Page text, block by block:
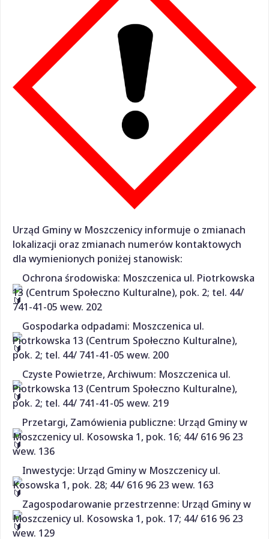
Urząd Gminy w Moszczenicy informuje o zmianach
lokalizacji oraz zmianach numerów kontaktowych
dla wymienionych poniżej stanowisk:
Ochrona środowiska: Moszczenica ul. Piotrkowska
13 (Centrum Społeczno Kulturalne), pok. 2; tel. 44/
741-41-05 wew. 202
Gospodarka odpadami: Moszczenica ul.
Piotrkowska 13 (Centrum Społeczno Kulturalne),
pok. 2; tel. 44/ 741-41-05 wew. 200
Czyste Powietrze, Archiwum: Moszczenica ul.
Piotrkowska 13 (Centrum Społeczno Kulturalne),
pok. 2; tel. 44/ 741-41-05 wew. 219
Przetargi, Zamówienia publiczne: Urząd Gminy w
Moszczenicy ul. Kosowska 1, pok. 16; 44/ 616 96 23
wew. 136
Inwestycje: Urząd Gminy w Moszczenicy ul.
Kosowska 1, pok. 28; 44/ 616 96 23 wew. 163
Zagospodarowanie przestrzenne: Urząd Gminy w
Moszczenicy ul. Kosowska 1, pok. 17; 44/ 616 96 23
wew. 129